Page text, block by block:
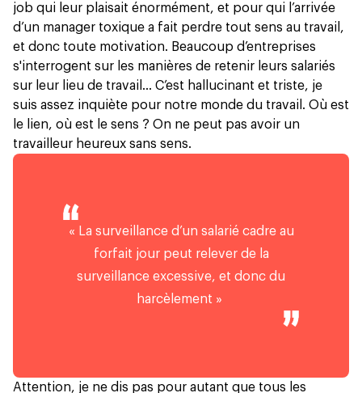
job qui leur plaisait énormément, et pour qui l’arrivée
d’un manager toxique a fait perdre tout sens au travail,
et donc toute motivation. Beaucoup d’entreprises
s'interrogent sur les manières de retenir leurs salariés
sur leur lieu de travail… C’est hallucinant et triste, je
suis assez inquiète pour notre monde du travail. Où est
le lien, où est le sens ? On ne peut pas avoir un
travailleur heureux sans sens.
« La surveillance d’un salarié cadre au
forfait jour peut relever de la
surveillance excessive, et donc du
harcèlement »
Attention, je ne dis pas pour autant que tous les